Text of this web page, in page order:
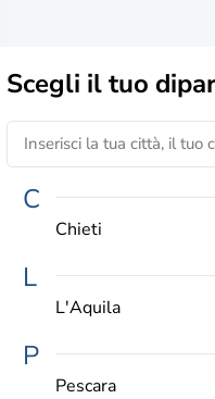
Scegli iltuo
C
Chieti
L
L'Aquila
P
Pescara